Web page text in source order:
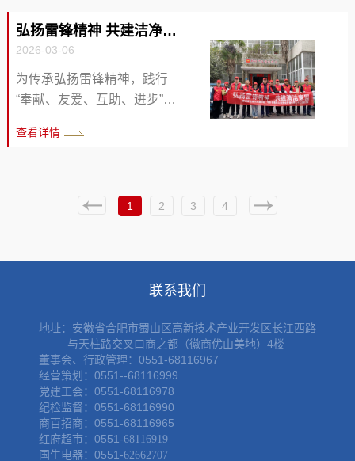
传推广等实操内容。讲师结
合行业真实经典案例，深入
情况。程晓曦代表支委班子
作对照检查发言，深入剖析
支部建设、理论学习、党建
经营融合、作风建设等方面
改方向。随后，支委班子成
评。 李志斌代表督导组...
理，商管公司党支部书记、
董事程晓曦出席会议并讲
话，公司全体党员、发展对
象、入党积极分子及各部门
会前安排自学相关内容，会
编》、关于在全党开展树立
和践行正确政绩观学习教育
工作期间坚持正确政绩观生
动实践，传达学习安徽省第
十一届纪律检查委员会第六
次全体会议精神、省属企业
及徽商集团职工投资持股企
业违规业务...
弘扬雷锋精神 共建洁净家园
2026-03-06
为传承弘扬雷锋精神，践行
“奉献、友爱、互助、进步”的
领·带”党建品牌示范引领作
公司党支部联合三牌楼社区
务活动。 活动现场，党员志
愿者们手持铲子、垃圾钳、
干劲十足，对爱国巷小区卫
生死角、楼道堆积杂物、小
区院内及周边公共区域的垃
圾杂物进行全面集中清理；
同时针对红星路沿线车辆乱
停乱放问题开展专项整治，
重点规范、清理占用盲道的
查看详情
1 2 3 4
联系我们
地址： 安徽省合肥市蜀山区高新技术产业开发区长江西路
与天柱路交叉口商之都（徽商优山美地）4楼
董事会、行政管理：0551-68116967
经营策划：0551--68116999
党建工会：0551-68116978
纪检监督：0551-68116990
商百招商：0551-68116965
红府超市：0551-68116919
国生电器：0551-62662707